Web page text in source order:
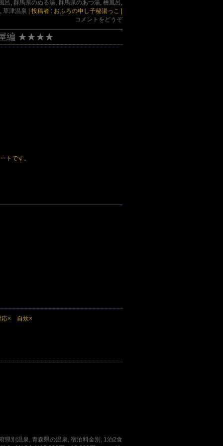
呂 , 群馬県のぬる湯, 群馬県のあつ湯, 檜風呂 ,
, 草津温泉 投稿者 : おふろの申し子秘湯っこ
コメントをどうぞ
屋編 ★★★★
トです。
応× 自炊×
県別温泉, 青森県の温泉 宿泊料金別, 1泊2食